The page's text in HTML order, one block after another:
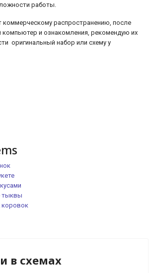
работы.
распространению, после
компьютер и ознакомления, рекомендую их
оригинальный набор или схему у
тыквы
коровок
в схемах